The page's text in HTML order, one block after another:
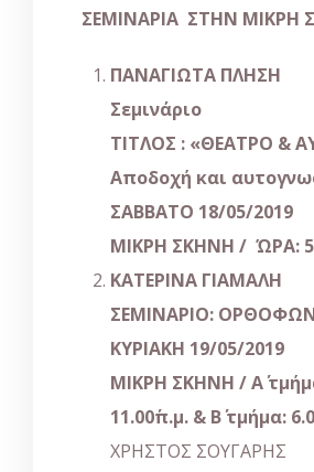
ΣΕΜΙΝΑΡΙΑ ΣΤΗΝ ΜΙΚΡΗ
ΠΑΝΑΓΙΩΤΑ ΠΛΗΣΗ
Σεμινάριο
ΤΙΤΛΟΣ : «ΘΕΑΤΡΟ &
Αποδοχή και
ΣΑΒΒΑΤΟ 18/05/2019
ΜΙΚΡΗ ΣΚΗΝΗ / ΏΡΑ:
ΚΑΤΕΡΙΝΑ ΓΙΑΜΑΛΗ
ΣΕΜΙΝΑΡΙΟ:
ΚΥΡΙΑΚΗ 19/05/2019
ΜΙΚΡΗ ΣΚΗΝΗ / Α΄
11.00΄π.μ. & Β΄ τμήμα:
ΧΡΗΣΤΟΣ ΣΟΥΓΑΡΗΣ